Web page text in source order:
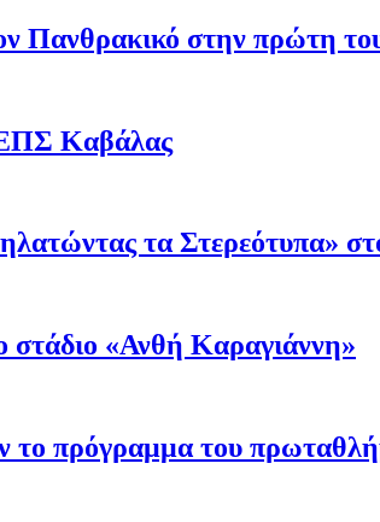
Πανθρακικό στην πρώτη
ΕΠΣ Καβάλας
τα Στερεότυπα»
στάδιο «Ανθή Καραγιάννη»
πρόγραμμα του